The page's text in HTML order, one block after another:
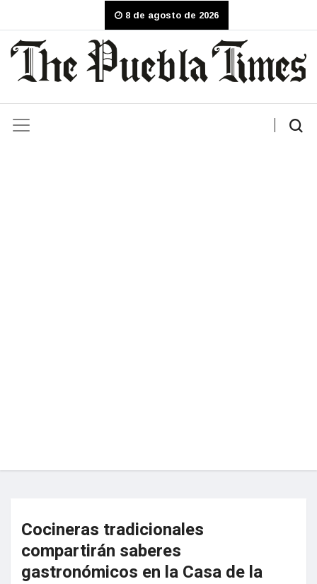
8 de agosto de 2026
Cocineras tradicionales
compartirán saberes
gastronómicos en la Casa de la